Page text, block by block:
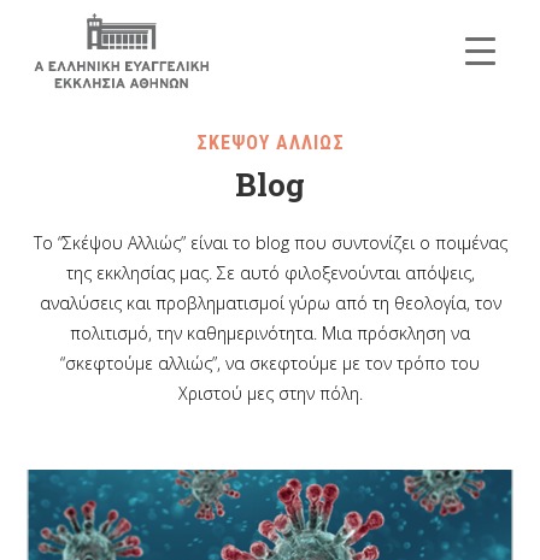
ΣΚΕΨΟΥ ΑΛΛΙΩΣ
Blog
Το “Σκέψου Αλλιώς” είναι το blog που συντονίζει ο ποιμένας
της εκκλησίας μας. Σε αυτό φιλοξενούνται απόψεις,
αναλύσεις και προβληματισμοί γύρω από τη θεολογία, τον
πολιτισμό, την καθημερινότητα. Μια πρόσκληση να
“σκεφτούμε αλλιώς”, να σκεφτούμε με τον τρόπο του
Χριστού μες στην πόλη.